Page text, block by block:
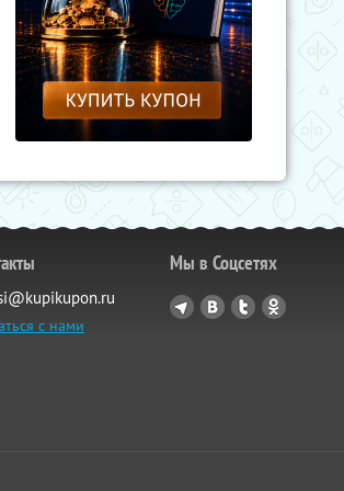
с нами
Мы в Соцсетях